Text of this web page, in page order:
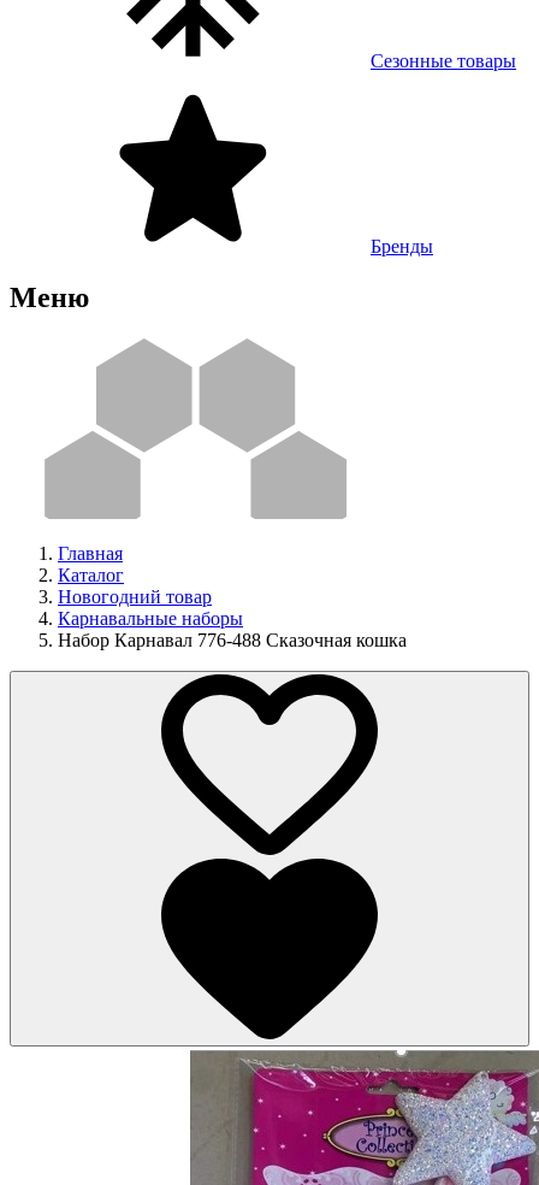
Сезонные товары
Бренды
Меню
Главная
Каталог
Новогодний товар
Карнавальные наборы
Набор Карнавал 776-488 Сказочная кошка